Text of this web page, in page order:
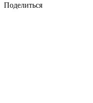
Поделиться